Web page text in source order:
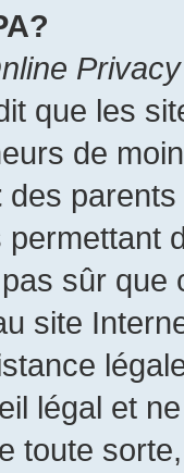
que les
de
des parents
sûr
site
légal et
toute